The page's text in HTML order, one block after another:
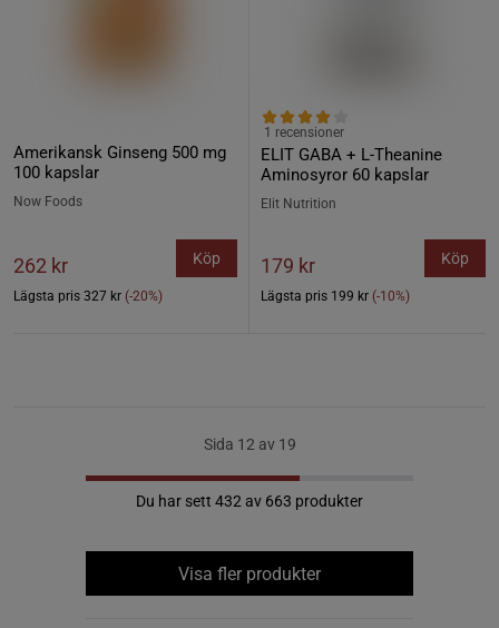
Amerikansk Ginseng 500 mg
100 kapslar
Now Foods
262 kr
Lägsta pris 327 kr (-20%)
Köp
ELIT GABA + L-Theanine
Aminosyror 60 kapslar
1 recensioner
Elit Nutrition
179 kr
Lägsta pris 199 kr (-10%)
Köp
Sida 12 av 19
Du har sett 432 av 663 produkter
Visa fler produkter